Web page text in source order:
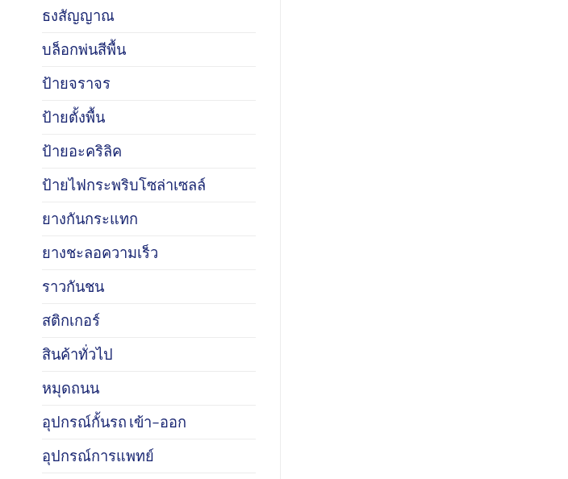
ธงสัญญาณ
บล็อกพ่นสีพื้น
ป้ายจราจร
ป้ายตั้งพื้น
ป้ายอะคริลิค
ป้ายไฟกระพริบโซล่าเซลล์
ยางกันกระแทก
ยางชะลอความเร็ว
ราวกันชน
สติกเกอร์
สินค้าทั่วไป
หมุดถนน
อุปกรณ์กั้นรถ เข้า–ออก
อุปกรณ์การแพทย์